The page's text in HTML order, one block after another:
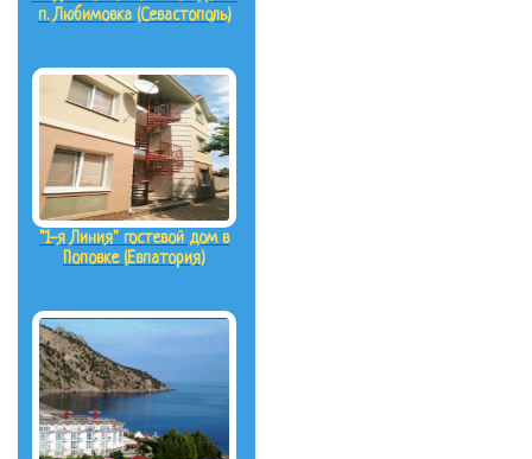
п. Любимовка (Севастополь)
"1-я Линия" гостевой дом в
Поповке (Евпатория)